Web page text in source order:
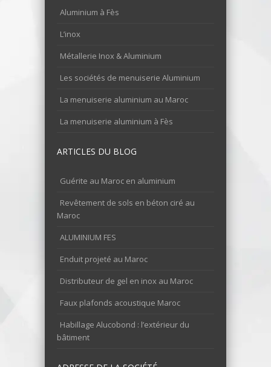
Aluminium à Fès
L’inox
Métallerie Inox & Aluminium
Les sociétés de menuiserie Aluminium
La menuiserie aluminium au Maroc
La menuiserie aluminium à Fès
ARTICLES DU BLOG
Guérite au Maroc en aluminium
Revêtement de sols en béton ciré au
Maroc
ALUMINIUM FES
Enduit projeté au Maroc
Distributeur de gel en inox au Maroc
Faux plafonds acoustique Maroc
Habillage Alucobond : l’extérieur du
bâtiment